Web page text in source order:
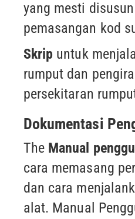
yang mesti disusun
pemasangan kod
Skrip untuk
rumput dan
persekitaran
Dokumentasi
The Manual
cara memasang
dan cara
alat. Manual